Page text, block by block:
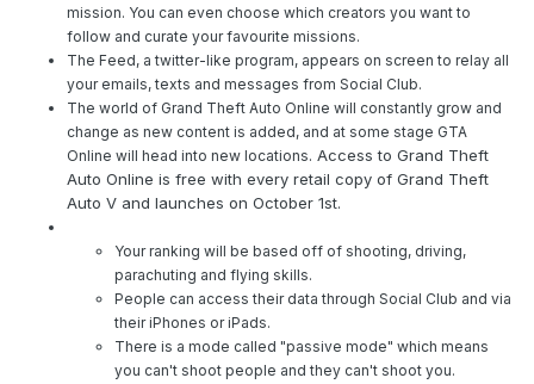
mission. You can even choose which creators you want to
follow and curate your favourite missions.
The Feed, a twitter-like program, appears on screen to relay all
your emails, texts and messages from Social Club.
The world of Grand Theft Auto Online will constantly grow and
change as new content is added, and at some stage GTA
Online will head into new locations. Access to Grand Theft
Auto Online is free with every retail copy of Grand Theft
Auto V and launches on October 1st.
Your ranking will be based off of shooting, driving,
parachuting and flying skills.
People can access their data through Social Club and via
their iPhones or iPads.
There is a mode called "passive mode" which means
you can't shoot people and they can't shoot you.